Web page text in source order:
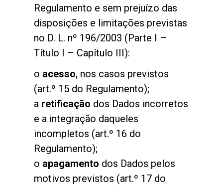
Regulamento e sem prejuízo das
disposições e limitações previstas
no D. L. nº 196/2003 (Parte I –
Título I – Capítulo III):
o acesso, nos casos previstos
(art.º 15 do Regulamento);
a retificação dos Dados incorretos
e a integração daqueles
incompletos (art.º 16 do
Regulamento);
o apagamento dos Dados pelos
motivos previstos (art.º 17 do